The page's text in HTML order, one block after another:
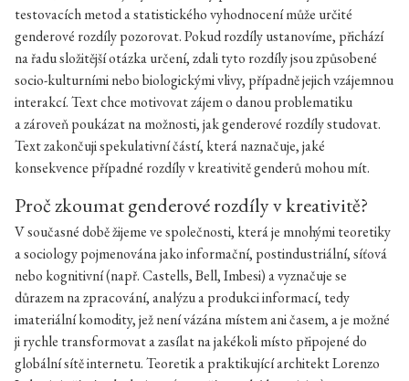
testovacích metod a statistického vyhodnocení může určité
genderové rozdíly pozorovat. Pokud rozdíly ustanovíme, přichází
na řadu složitější otázka určení, zdali tyto rozdíly jsou způsobené
socio-kulturními nebo biologickými vlivy, případně jejich vzájemnou
interakcí. Text chce motivovat zájem o danou problematiku
a zároveň poukázat na možnosti, jak genderové rozdíly studovat.
Text zakončuji spekulativní částí, která naznačuje, jaké
konsekvence případné rozdíly v kreativitě genderů mohou mít.
Proč zkoumat genderové rozdíly v kreativitě?
V současné době žijeme ve společnosti, která je mnohými teoretiky
a sociology pojmenována jako informační, postindustriální, síťová
nebo kognitivní (např. Castells, Bell, Imbesi) a vyznačuje se
důrazem na zpracování, analýzu a produkci informací, tedy
imateriální komodity, jež není vázána místem ani časem, a je možné
ji rychle transformovat a zasílat na jakékoli místo připojené do
globální sítě internetu. Teoretik a praktikující architekt Lorenzo